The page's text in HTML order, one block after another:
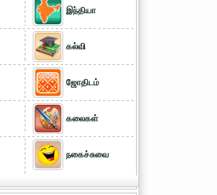
இந்தியா
கல்வி
ஜோதிடம்
கலைகள்
நகைச்சுவை